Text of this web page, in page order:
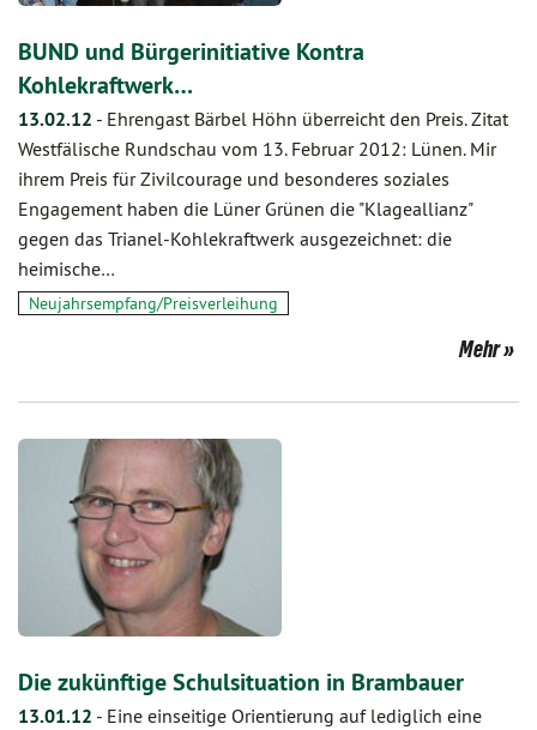
BUND und Bürgerinitiative Kontra
Kohlekraftwerk…
13.02.12 - Ehrengast Bärbel Höhn überreicht den Preis. Zitat
Westfälische Rundschau vom 13. Februar 2012: Lünen. Mir
ihrem Preis für Zivilcourage und besonderes soziales
Engagement haben die Lüner Grünen die "Klageallianz"
gegen das Trianel-Kohlekraftwerk ausgezeichnet: die
heimische…
Neujahrsempfang/Preisverleihung
Mehr
Die zukünftige Schulsituation in Brambauer
13.01.12 - Eine einseitige Orientierung auf lediglich eine